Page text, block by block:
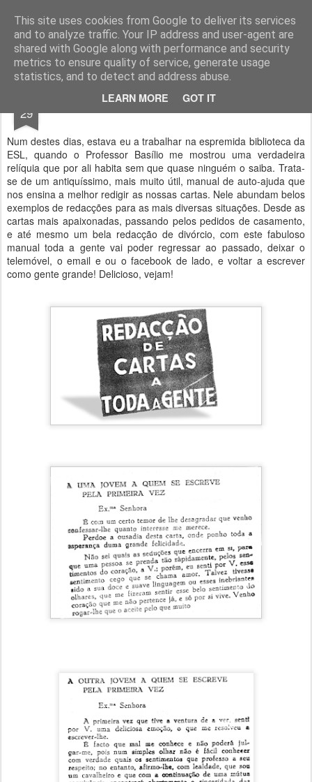
This site uses cookies from Google to deliver its services
and to analyze traffic. Your IP address and user-agent are
shared with Google along with performance and security
metrics to ensure quality of service, generate usage
statistics, and to detect and address abuse.
LEARN MORE GOT IT
Geopalavras
canal800 clique ZapCanal
29 Como escrever uma carta.
Num destes dias, estava eu a trabalhar na espremida biblioteca da
ESL, quando o Professor Basílio me mostrou uma verdadeira
relíquia que por ali habita sem que quase ninguém o saiba. Trata-
se de um antiquíssimo, mais muito útil, manual de auto-ajuda que
nos ensina a melhor redigir as nossas cartas. Nele abundam belos
exemplos de redacções para as mais diversas situações. Desde as
cartas mais apaixonadas, passando pelos pedidos de casamento,
e até mesmo um bela redacção de divórcio, com este fabuloso
manual toda a gente vai poder regressar ao passado, deixar o
telemóvel, o email e ou o facebook de lado, e voltar a escrever
como gente grande! Delicioso, vejam!